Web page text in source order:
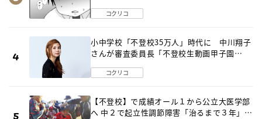
コクリコ
小中学校「不登校35万人」時代に 中川翔子
さんが審査委員長「不登校生動画甲子園
コクリコ
【不登校】で成績オール１から公立大医学部
へ 中２で起立性調節障害「治るまで３年」の